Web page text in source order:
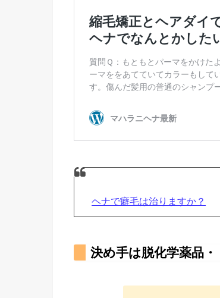
ヘナで癖毛は治りますか？
決め手は脱化学薬品